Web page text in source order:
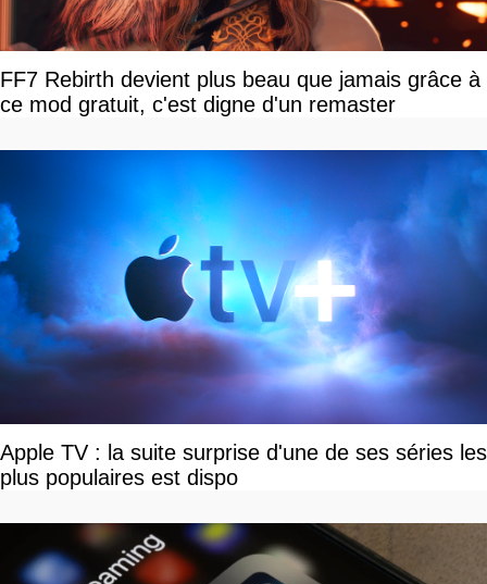
FF7 Rebirth devient plus beau que jamais grâce à
ce mod gratuit, c'est digne d'un remaster
Apple TV : la suite surprise d'une de ses séries les
plus populaires est dispo